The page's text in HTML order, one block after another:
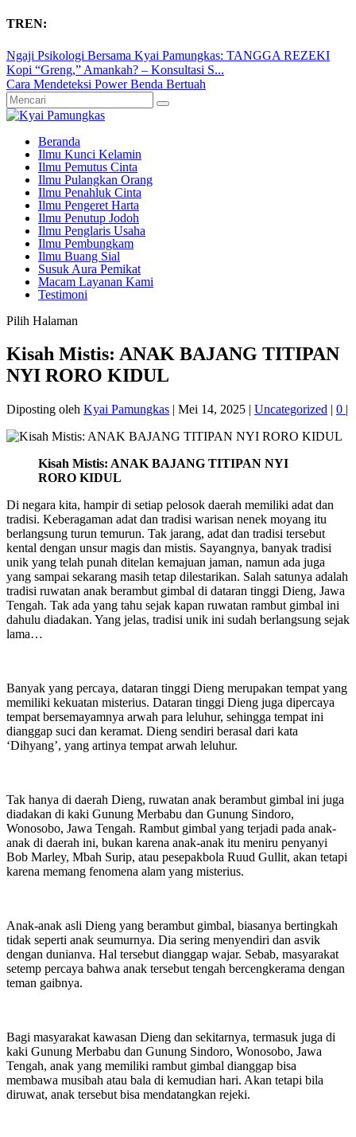
TREN:
Ngaji Psikologi Bersama Kyai Pamungkas: TANGGA REZEKI
Kopi “Greng,” Amankah? – Konsultasi S...
Cara Mendeteksi Power Benda Bertuah
Beranda
Ilmu Kunci Kelamin
Ilmu Pemutus Cinta
Ilmu Pulangkan Orang
Ilmu Penahluk Cinta
Ilmu Pengeret Harta
Ilmu Penutup Jodoh
Ilmu Penglaris Usaha
Ilmu Pembungkam
Ilmu Buang Sial
Susuk Aura Pemikat
Macam Layanan Kami
Testimoni
Pilih Halaman
Kisah Mistis: ANAK BAJANG TITIPAN
NYI RORO KIDUL
Diposting oleh Kyai Pamungkas | Mei 14, 2025 | Uncategorized | 0 |
Kisah Mistis: ANAK BAJANG TITIPAN NYI
RORO KIDUL
Di negara kita, hampir di setiap pelosok daerah memiliki adat dan
tradisi. Keberagaman adat dan tradisi warisan nenek moyang itu
berlangsung turun temurun. Tak jarang, adat dan tradisi tersebut
kental dengan unsur magis dan mistis. Sayangnya, banyak tradisi
unik yang telah punah ditelan kemajuan jaman, namun ada juga
yang sampai sekarang masih tetap dilestarikan. Salah satunya adalah
tradisi ruwatan anak berambut gimbal di dataran tinggi Dieng, Jawa
Tengah. Tak ada yang tahu sejak kapan ruwatan rambut gimbal ini
dahulu diadakan. Yang jelas, tradisi unik ini sudah berlangsung sejak
lama…
Banyak yang percaya, dataran tinggi Dieng merupakan tempat yang
memiliki kekuatan misterius. Dataran tinggi Dieng juga dipercaya
tempat bersemayamnya arwah para leluhur, sehingga tempat ini
dianggap suci dan keramat. Dieng sendiri berasal dari kata
‘Dihyang’, yang artinya tempat arwah leluhur.
Tak hanya di daerah Dieng, ruwatan anak berambut gimbal ini juga
diadakan di kaki Gunung Merbabu dan Gunung Sindoro,
Wonosobo, Jawa Tengah. Rambut gimbal yang terjadi pada anak-
anak di daerah ini, bukan karena anak-anak itu meniru penyanyi
Bob Marley, Mbah Surip, atau pesepakbola Ruud Gullit, akan tetapi
karena memang fenomena alam yang misterius.
Anak-anak asli Dieng yang berambut gimbal, biasanya bertingkah
tidak seperti anak seumurnya. Dia sering menyendiri dan asvik
dengan dunianva. Hal tersebut dianggap wajar. Sebab, masyarakat
setemp percaya bahwa anak tersebut tengah bercengkerama dengan
teman gaibnya.
Bagi masyarakat kawasan Dieng dan sekitarnya, termasuk juga di
kaki Gunung Merbabu dan Gunung Sindoro, Wonosobo, Jawa
Tengah, anak yang memiliki rambut gimbal dianggap bisa
membawa musibah atau bala di kemudian hari. Akan tetapi bila
diruwat, anak tersebut bisa mendatangkan rejeki.